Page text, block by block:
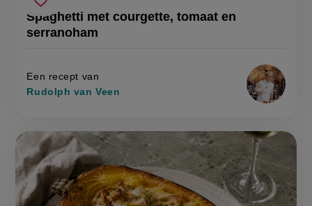
Spaghetti met courgette, tomaat en
serranoham
Een recept van
Rudolph van Veen
Sla
recept
op
spaghetti
met
courgette,